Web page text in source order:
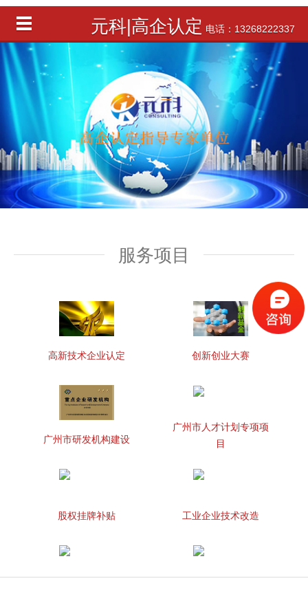
元科|高企认定 电话：13268222337
服务项目
高新技术企业认定 创新创业大赛
广州市研发机构建设
广州市人才计划专项项
目
股权挂牌补贴 工业企业技术改造